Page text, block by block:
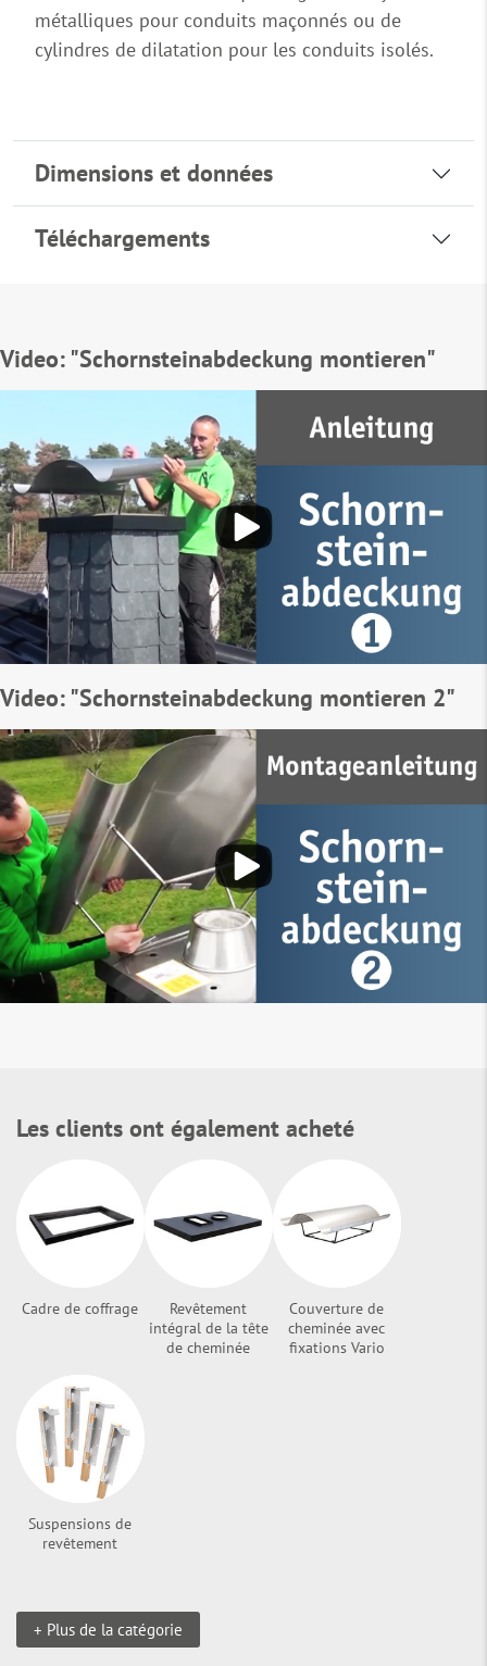
métalliques pour conduits maçonnés ou de
cylindres de dilatation pour les conduits isolés.
Dimensions et données
Téléchargements
Video: "Schornsteinabdeckung montieren"
Video: "Schornsteinabdeckung montieren 2"
Les clients ont également acheté
Cadre de coffrage
Revêtement
intégral de la tête
de cheminée
Couverture de
cheminée avec
fixations Vario
Suspensions de
revêtement
+ Plus de la catégorie